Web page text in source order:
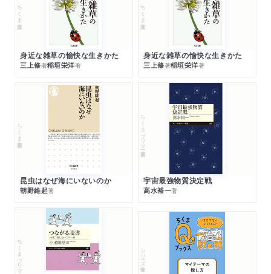
ちくま文庫
身近な雑草の愉快な生きかた
三上修著稲垣栄洋著
ちくま文庫
身近な雑草の愉快な生きかた
三上修著稲垣栄洋著
ちくま新書
昆虫はなぜ海にいないのか
朝野維起著
ちくまプリマー新書
宇宙最強物質決定戦
高水裕一著
ちくまプリマー新書 シリーズ・全集